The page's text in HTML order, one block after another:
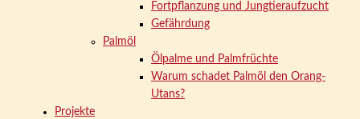
Fortpflanzung und Jungtieraufzucht
Gefährdung
Palmöl
Ölpalme und Palmfrüchte
Warum schadet Palmöl den Orang-
Utans?
Projekte